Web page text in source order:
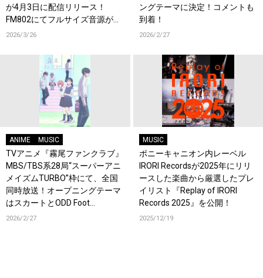
が4月3日に配信リリース！
FM802にてフルサイズ音源が初
OA！
2026/3/26
ングテーマに決定！コメントも
到着！
2026/2/27
ANIME MUSIC
TVアニメ『霧尾ファンクラブ』
MBS/TBS系28局“スーパーアニ
メイズムTURBO”枠にて、全国
同時放送！オープニングテーマ
はスカートとODD Foot
Works「FANCLUB」！
2026/2/27
MUSIC
ポニーキャニオン内レーベル
IRORI Recordsが2025年にリリ
ースした楽曲から厳選したプレ
イリスト『Replay of IRORI
Records 2025』を公開！
2025/12/19